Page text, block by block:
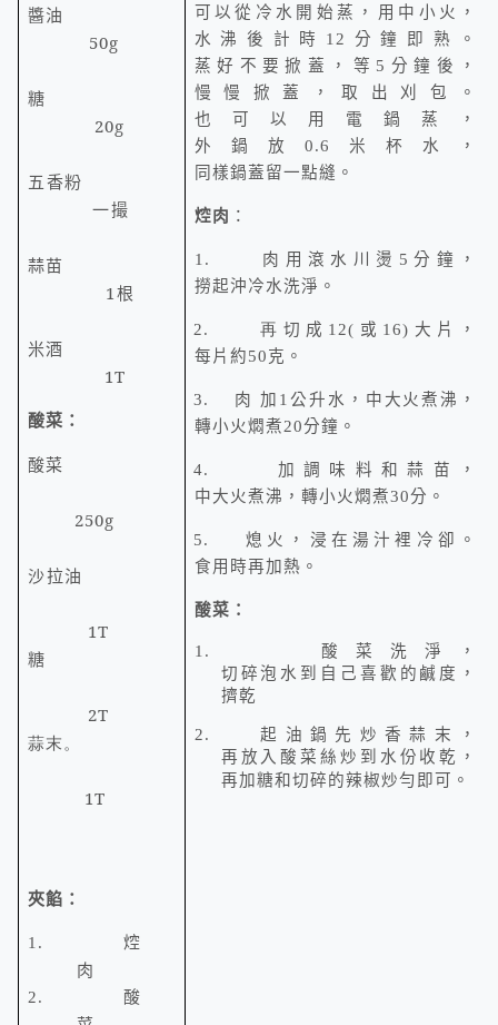
可以從冷水開始蒸，用中小火，
水沸後計時 12
分鐘即熟。
蒸好不要掀蓋，等 5 分鐘後，
慢慢掀蓋，取出刈包。
也可以用電鍋蒸，
外鍋放0.6米杯水，
同樣鍋蓋留一點縫。
焢肉 ：
1. 肉用滾水川燙 5 分鐘，
撈起沖冷水洗淨。
2. 再 切成 12( 或 16) 大片，
每片約50克。
3. 肉 加 1 公升水，中大火煮沸，
轉小火燜煮20分鐘。
4.
加調味料和蒜苗，
中大火煮沸，轉小火燜煮30分。
5.
熄火，浸在湯汁裡冷卻。
食用時再加熱。
酸菜：
1.
酸菜洗淨，
切碎泡水到自己喜歡的鹹度，
擠乾
2.
起油鍋先炒香蒜末，
再放入酸菜絲炒到水份收乾，
再加糖和切碎的辣椒炒勻即可。
醬油
50g
糖
20g
五香粉
一撮
蒜苗
1根
米酒
1T
酸菜：
酸菜
250g
沙拉油
1T
糖
2T
蒜末。
1T
夾餡：
1.焢
肉
2. 酸